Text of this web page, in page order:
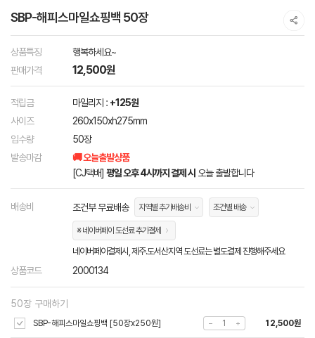
SBP-해피스마일쇼핑백 50장
상품특징
행복하세요~
판매가격
12,500원
적립금 마일리지 : +125원
사이즈
260x150xh275mm
입수량
50장
발송마감
🚚 오늘출발상품
[CJ택배] 평일 오후 4시까지 결제 시 오늘 출발합니다
배송비 조건부 무료배송 지역별 추가배송비 조건별 배송
※ 네이버페이 도선료 추가결제
네이버페이결제시, 제주.도서산지역 도선료는 별도결제 진행해주세요
상품코드 2000134
50장 구매하기
SBP-해피스마일쇼핑백 [50장x250원] 12,500원